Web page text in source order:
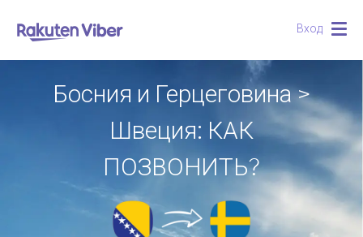
Вход
Босния и Герцеговина >
Швеция: КАК
ПОЗВОНИТЬ?